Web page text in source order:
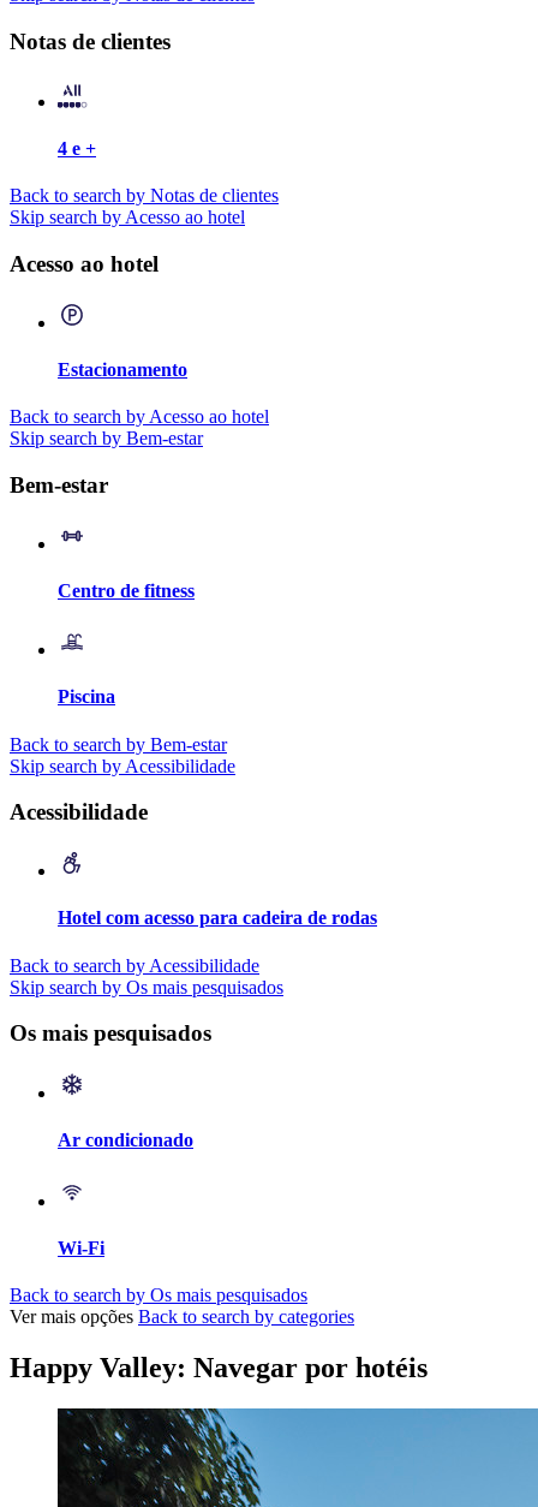
Notas de clientes
4 e +
Back to search by Notas de clientes
Skip search by Acesso ao hotel
Acesso ao hotel
Estacionamento
Back to search by Acesso ao hotel
Skip search by Bem-estar
Bem-estar
Centro de fitness
Piscina
Back to search by Bem-estar
Skip search by Acessibilidade
Acessibilidade
Hotel com acesso para cadeira de rodas
Back to search by Acessibilidade
Skip search by Os mais pesquisados
Os mais pesquisados
Ar condicionado
Wi-Fi
Back to search by Os mais pesquisados
Ver mais opções Back to search by categories
Happy Valley: Navegar por hotéis